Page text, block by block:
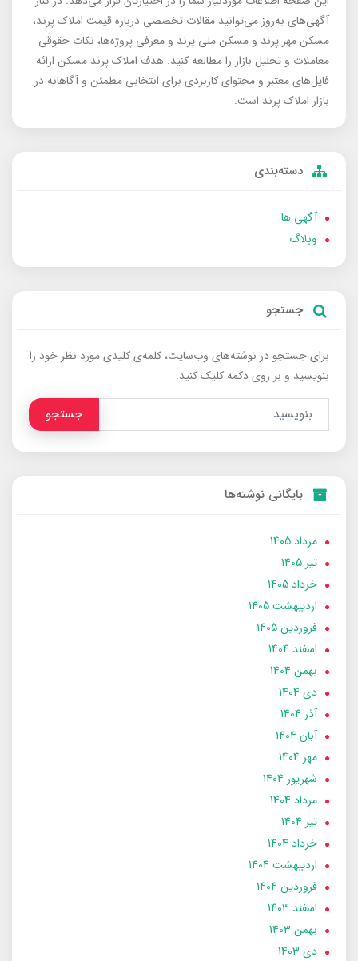
آگهی‌های به‌روز می‌توانید مقالات تخصصی درباره قیمت املاک پرند،
مسکن مهر پرند و مسکن ملی پرند و معرفی پروژه‌ها، نکات حقوقی
معاملات و تحلیل بازار را مطالعه کنید. هدف املاک پرند مسکن ارائه
فایل‌های معتبر و محتوای کاربردی برای انتخابی مطمئن و آگاهانه در
بازار املاک پرند است.
دسته‌بندی
آگهی ها
وبلاگ
جستجو
برای جستجو در نوشته‌های وب‌سایت، کلمه‌ی کلیدی مورد نظر خود را
بنویسید و بر روی دکمه کلیک کنید.
جستجو
بایگانی نوشته‌ها
مرداد 1405
تير 1405
خرداد 1405
ارديبهشت 1405
فروردین 1405
اسفند 1404
بهمن 1404
دی 1404
آذر 1404
آبان 1404
مهر 1404
شهریور 1404
مرداد 1404
تير 1404
خرداد 1404
ارديبهشت 1404
فروردین 1404
اسفند 1403
بهمن 1403
دی 1403